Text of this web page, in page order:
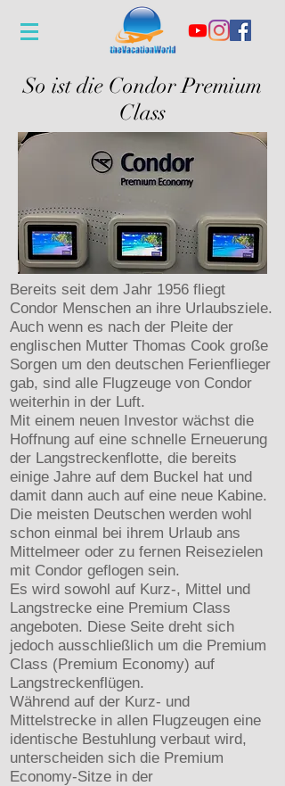
So ist die Condor Premium
Class
Bereits seit dem Jahr 1956 fliegt
Condor Menschen an ihre Urlaubsziele.
Auch wenn es nach der Pleite der
englischen Mutter Thomas Cook große
Sorgen um den deutschen Ferienflieger
gab, sind alle Flugzeuge von Condor
weiterhin in der Luft.
Mit einem neuen Investor wächst die
Hoffnung auf eine schnelle Erneuerung
der Langstreckenflotte, die bereits
einige Jahre auf dem Buckel hat und
damit dann auch auf eine neue Kabine.
Die meisten Deutschen werden wohl
schon einmal bei ihrem Urlaub ans
Mittelmeer oder zu fernen Reisezielen
mit Condor geflogen sein.
Es wird sowohl auf Kurz-, Mittel und
Langstrecke eine Premium Class
angeboten. Diese Seite dreht sich
jedoch ausschließlich um die Premium
Class (Premium Economy) auf
Langstreckenflügen.
Während auf der Kurz- und
Mittelstrecke in allen Flugzeugen eine
identische Bestuhlung verbaut wird,
unterscheiden sich die Premium
Economy-Sitze in der